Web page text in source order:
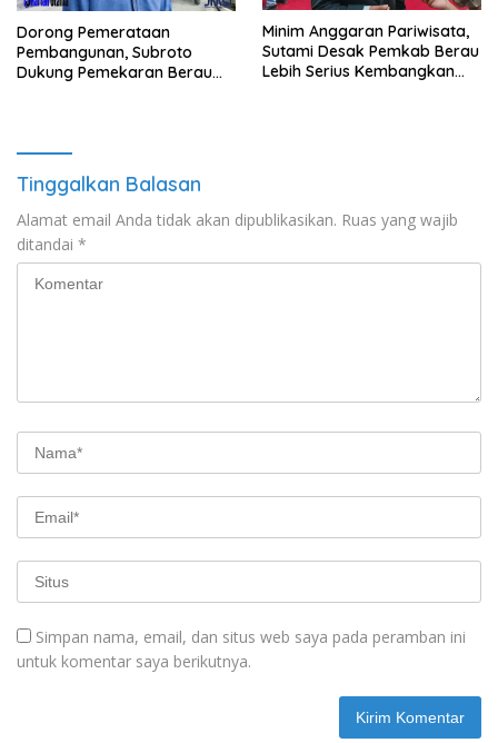
Dorong Pemerataan
Pembangunan, Subroto
Dukung Pemekaran Berau
Minim Anggaran Pariwisata,
Sutami Desak Pemkab Berau
Lebih Serius Kembangkan
Tinggalkan Balasan
Alamat email Anda tidak akan dipublikasikan. Ruas yang wajib
ditandai *
Simpan nama, email, dan situs web saya pada peramban ini
untuk komentar saya berikutnya.